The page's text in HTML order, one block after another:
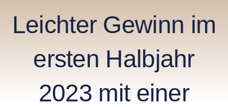
Leichter Gewinn im
ersten Halbjahr
2023 mit einer